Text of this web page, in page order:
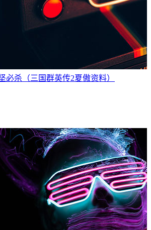
必杀（三国群英传2夏傲资料）